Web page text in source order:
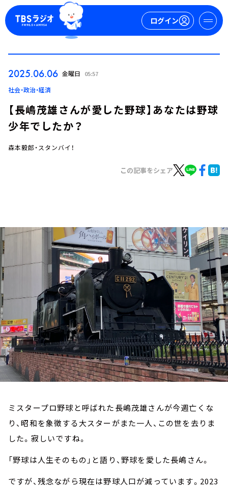
ログイン
お知らせ
イベント・グッズ
YouTube
会社情報
2025.06.06 金曜日 05:57
社会・政治・経済
【長嶋茂雄さんが愛した野球】あなたは野球
少年でしたか？
森本毅郎・スタンバイ！
この記事をシェア
ミスタープロ野球と呼ばれた長嶋茂雄さんが今週亡くな
り、昭和を象徴する大スターがまた一人、この世を去りま
した。寂しいですね。
「野球は人生そのもの」と語り、野球を愛した長嶋さん。
ですが、残念ながら現在は野球人口が減っています。2023